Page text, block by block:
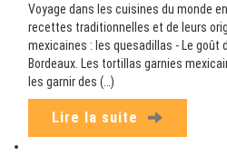
Voyage dans les cuisines du monde
recettes traditionnelles et de leurs
mexicaines : les quesadillas - Le goût
Bordeaux. Les tortillas garnies
les garnir des (…)
Lire la suite